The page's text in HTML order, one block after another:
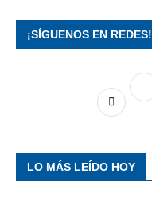
¡SÍGUENOS EN REDES!
LO MÁS LEÍDO HOY